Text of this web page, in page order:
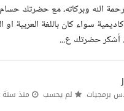
الله وبركاته، مع حضرتك
سواء كان باللغة العربية او
أشكر حضرتك ع...
برمجيات لم يحسب منذ سنة